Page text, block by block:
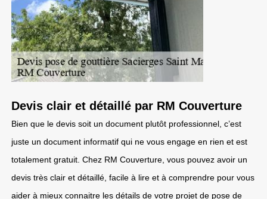
Devis clair et détaillé par RM Couverture
Bien que le devis soit un document plutôt professionnel, c’est
juste un document informatif qui ne vous engage en rien et est
totalement gratuit. Chez RM Couverture, vous pouvez avoir un
devis très clair et détaillé, facile à lire et à comprendre pour vous
aider à mieux connaitre les détails de votre projet de pose de